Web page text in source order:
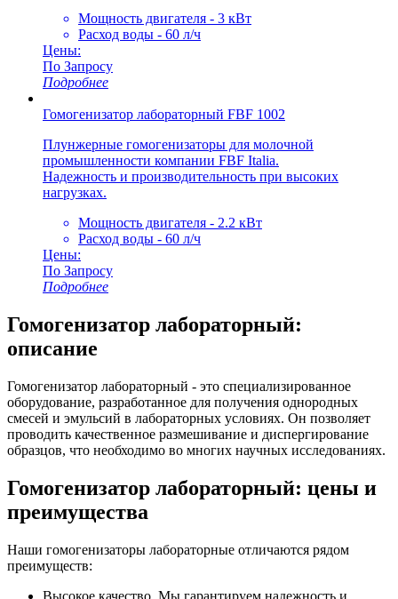
Мощность двигателя - 3 кВт
Расход воды - 60 л/ч
Цены:
По Запросу
Подробнее
Гомогенизатор лабораторный FBF 1002
Плунжерные гомогенизаторы для молочной
промышленности компании FBF Italia.
Надежность и производительность при высоких
нагрузках.
Мощность двигателя - 2.2 кВт
Расход воды - 60 л/ч
Цены:
По Запросу
Подробнее
Гомогенизатор лабораторный:
описание
Гомогенизатор лабораторный - это специализированное
оборудование, разработанное для получения однородных
смесей и эмульсий в лабораторных условиях. Он позволяет
проводить качественное размешивание и диспергирование
образцов, что необходимо во многих научных исследованиях.
Гомогенизатор лабораторный: цены и
преимущества
Наши гомогенизаторы лабораторные отличаются рядом
преимуществ:
Высокое качество. Мы гарантируем надежность и